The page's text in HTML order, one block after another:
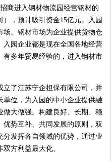
商进入钢材物流园经营钢材的
，预计吸引资金15亿元。入园
场。钢材市场为企业提供货物仓
入园企业都是现在全国各地经营
有多年贸易经验的，进入钢材市
立了江苏宁企担保有限公司，并
单位，为入园的中小企业提供融
做大做强。构建良好、长期、稳
优势互补、共同发展的原则，双
发挥各自领域的优势，通过业
方利益最大化。